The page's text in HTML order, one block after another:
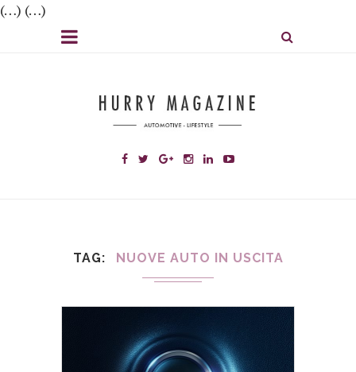
(…) (…)
TAG NUOVE AUTO IN USCITA